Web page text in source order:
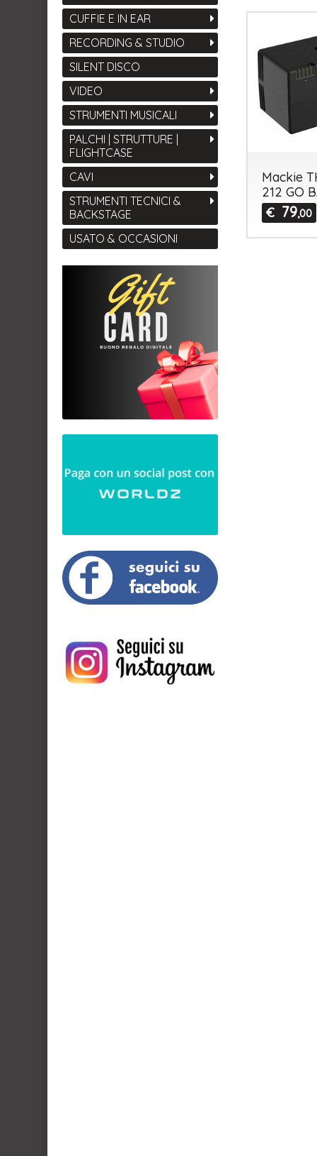
Mackie
212 GO
€ 79,00
CUFFIE E IN EAR
RECORDING & STUDIO
SILENT DISCO
VIDEO
STRUMENTI MUSICALI
PALCHI | STRUTTURE |
FLIGHTCASE
CAVI
STRUMENTI TECNICI &
BACKSTAGE
USATO & OCCASIONI